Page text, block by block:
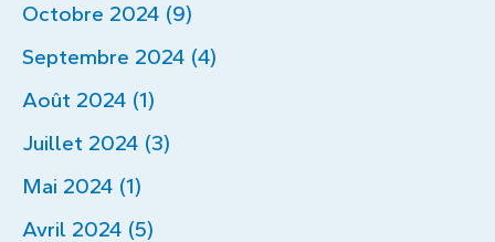
Octobre 2024 (9)
Septembre 2024 (4)
Août 2024 (1)
Juillet 2024 (3)
Mai 2024 (1)
Avril 2024 (5)